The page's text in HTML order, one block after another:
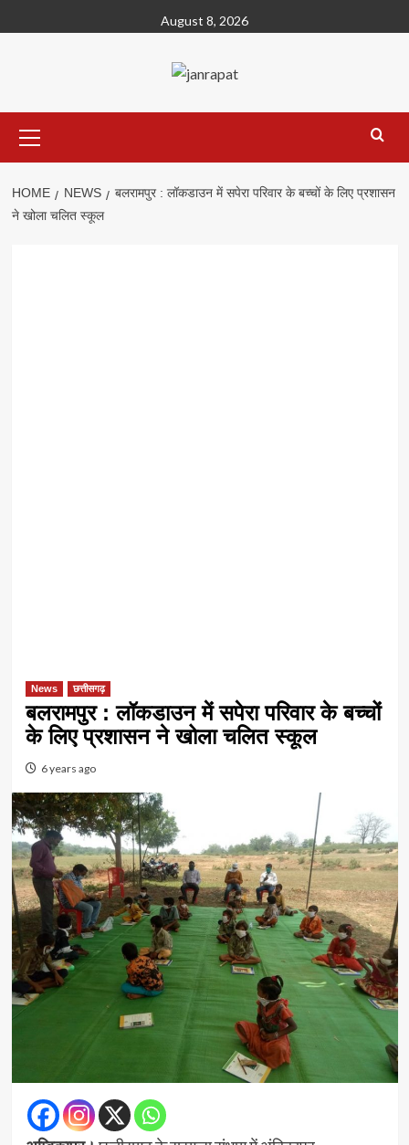
to
August 8, 2026
Menu
HOME NEWS
बलरामपुर : लॉकडाउन में सपेरा परिवार के बच्चों के लिए प्रशासन
ने खोला चलित स्कूल
News छत्तीसगढ़
बलरामपुर : लॉकडाउन में सपेरा परिवार के बच्चों
के लिए प्रशासन ने खोला चलित स्कूल
6 years ago